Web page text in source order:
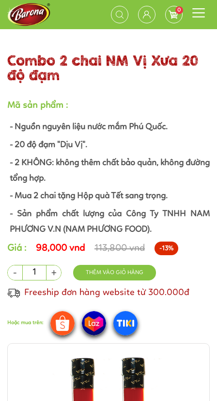
0
Combo 2 chai NM Vị Xưa 20
độ đạm
Mã sản phẩm :
- Nguồn nguyên liệu nước mắm Phú Quốc.
- 20 độ đạm "Dịu Vị".
- 2 KHÔNG: không thêm chất bảo quản, không đường
tổng hợp.
- Mua 2 chai tặng Hộp quà Tết sang trọng.
- Sản phẩm chất lượng của Công Ty TNHH NAM
PHƯƠNG V.N (NAM PHƯƠNG FOOD).
Giá : 98,000 vnd 113,800 vnd -13%
- + THÊM VÀO GIỎ HÀNG
Freeship đơn hàng website từ 300.000đ
Hoặc mua trên: